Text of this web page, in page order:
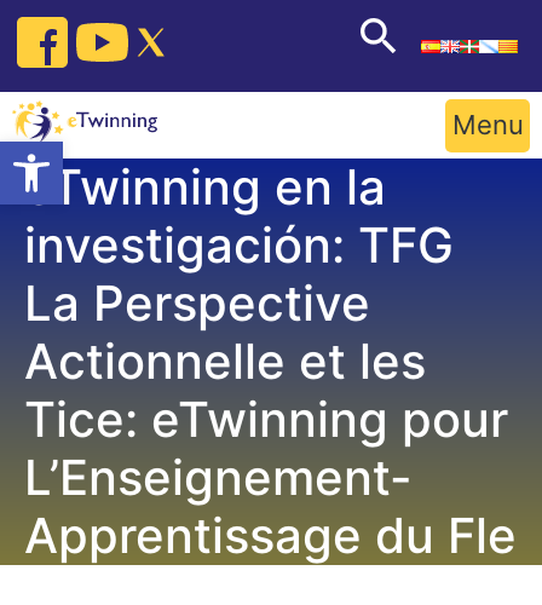
Open toolbar
Skip
content
Menu
eTwinning en la
investigación: TFG
La Perspective
Actionnelle et les
Tice: eTwinning pour
L’Enseignement-
Apprentissage du Fle